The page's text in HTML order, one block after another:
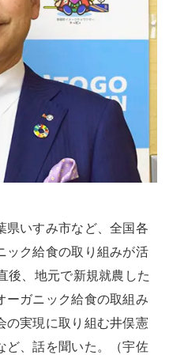
県いすみ市など、全国各
ック給食の取り組みが活
後、地元で新規就農した
ーガニック給食の取組み
の実現に取り組む井俣憲
ど、話を聞いた。（宇佐